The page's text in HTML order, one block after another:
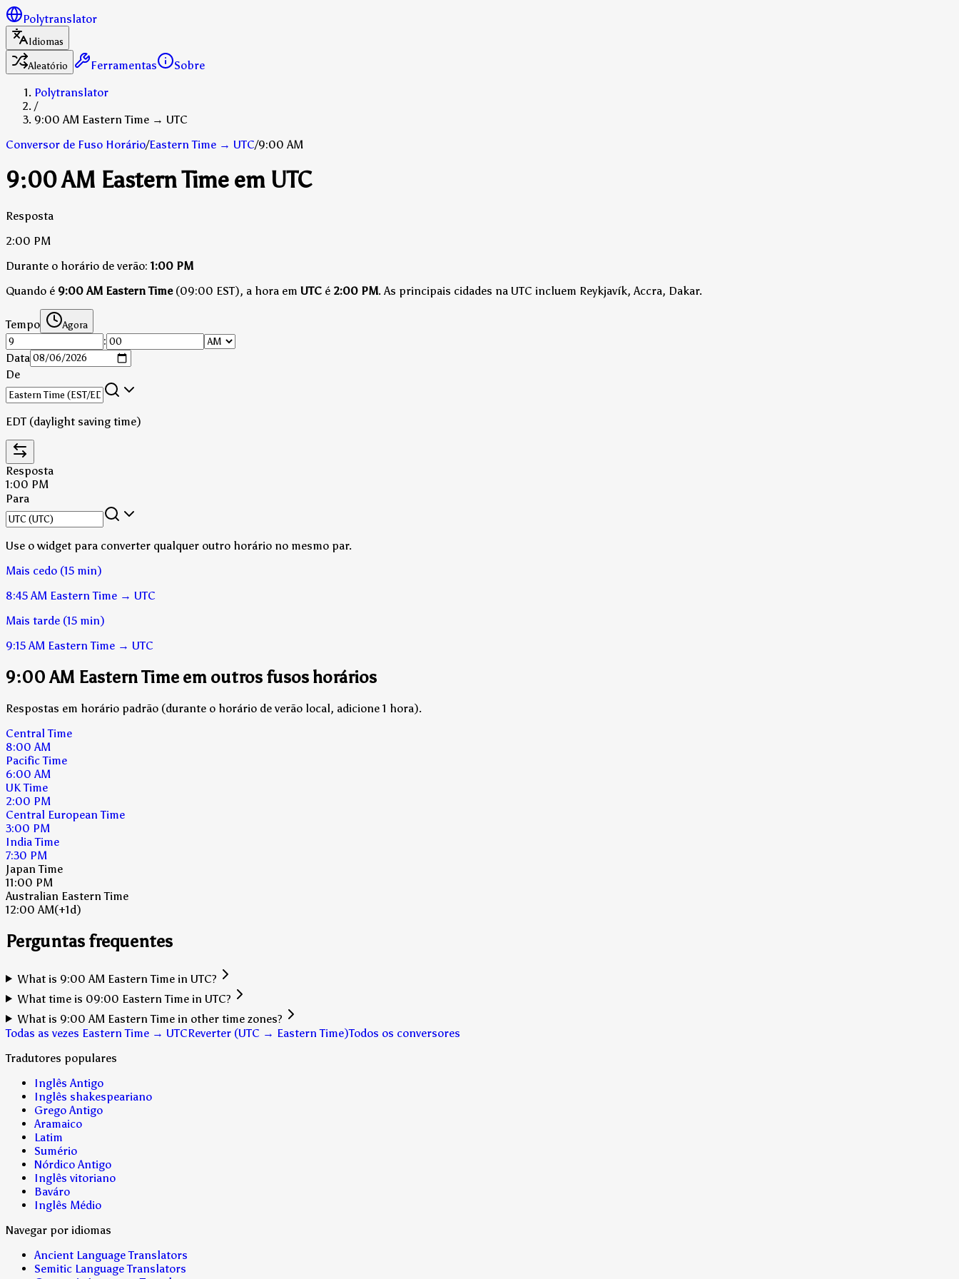
Polytranslator
Idiomas
Aleatório
Ferramentas
Sobre
Polytranslator
/
9:00 AM Eastern Time → UTC
Conversor de Fuso Horário/Eastern Time → UTC/9:00 AM
9:00 AM Eastern Time em UTC
Resposta
2:00 PM
Durante o horário de verão: 1:00 PM
Quando é 9:00 AM Eastern Time(09:00 EST), a hora em UTC é 2:00 PM. As principais cidades na UTC incluem Reykjavík, Accra, Dakar.
Tempo Agora
:
Data
De
EDT (daylight saving time)
Resposta
1:00 PM
Para
Use o widget para converter qualquer outro horário no mesmo par.
Mais cedo (15 min)
8:45 AM Eastern Time → UTC
Mais tarde (15 min)
9:15 AM Eastern Time → UTC
9:00 AM Eastern Time em outros fusos horários
Respostas em horário padrão (durante o horário de verão local, adicione 1 hora).
Central Time
8:00 AM
Pacific Time
6:00 AM
UK Time
2:00 PM
Central European Time
3:00 PM
India Time
7:30 PM
Japan Time
11:00 PM
Australian Eastern Time
12:00 AM(+1d)
Perguntas frequentes
What is 9:00 AM Eastern Time in UTC?
What time is 09:00 Eastern Time in UTC?
What is 9:00 AM Eastern Time in other time zones?
Todas as vezes Eastern Time → UTCReverter (UTC → Eastern Time)Todos os conversores
Tradutores populares
Inglês Antigo
Inglês shakespeariano
Grego Antigo
Aramaico
Latim
Sumério
Nórdico Antigo
Inglês vitoriano
Baváro
Inglês Médio
Navegar por idiomas
Ancient Language Translators
Semitic Language Translators